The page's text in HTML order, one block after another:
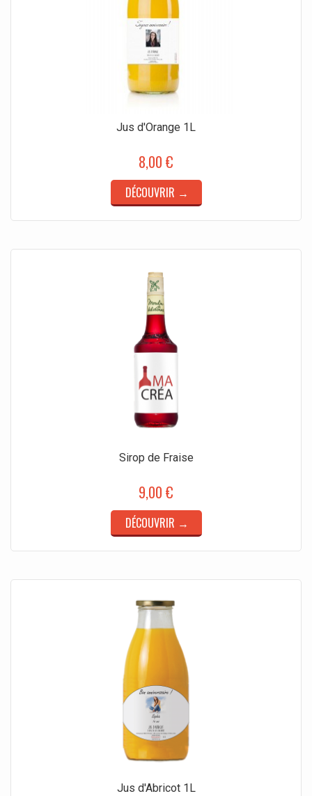
Jus d'Orange 1L
8,00 €
DÉCOUVRIR →
Sirop de Fraise
9,00 €
DÉCOUVRIR →
Jus d'Abricot 1L